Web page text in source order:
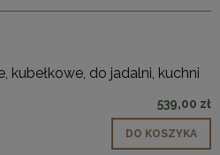
kubełkowe, do jadalni, kuchni
539,00 zł
DO KOSZYKA